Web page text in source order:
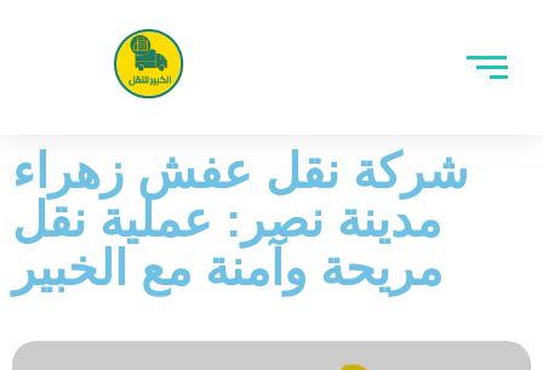
شركة نقل عفش زهراء
مدينة نصر: عملية نقل
مريحة وآمنة مع الخبير